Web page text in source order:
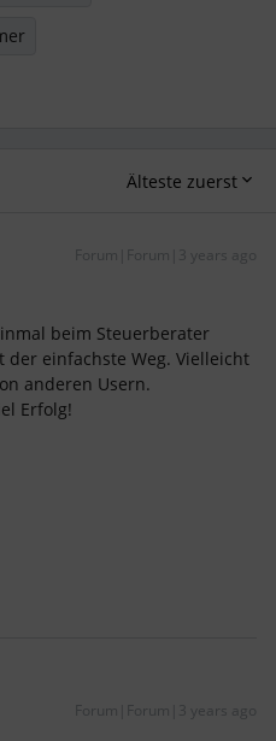
Älteste zuerst
Forum|Forum|3 years ago
beim Steuerberater
der einfachste Weg. Vielleicht
anderen Usern.
Erfolg!
Forum|Forum|3 years ago